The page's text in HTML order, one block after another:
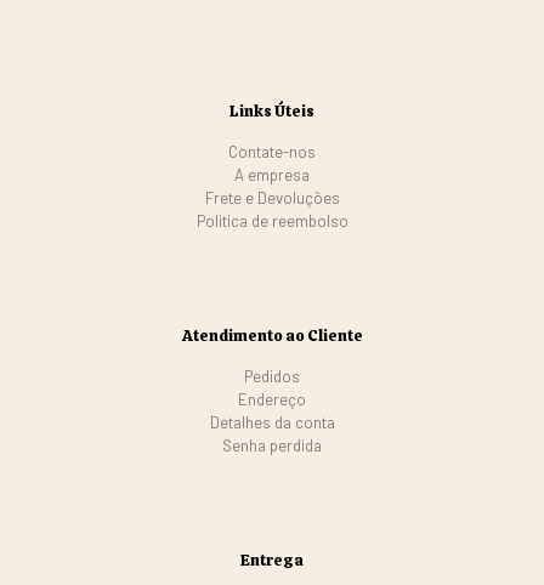
Links Úteis
Contate-nos
A empresa
Frete e Devoluções
Politica de reembolso
Atendimento ao Cliente
Pedidos
Endereço
Detalhes da conta
Senha perdida
Entrega